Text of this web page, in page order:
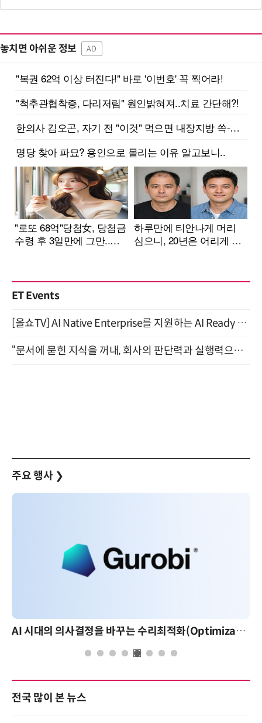
놓치면 아쉬운 정보 AD
ET Events
[올쇼TV] AI Native Enterprise를 지원하는 AI Ready Data 플랫폼 활용 전략 (8/25 생방송)
“문서에 묻힌 지식을 꺼내, 회사의 판단력과 실행력으로 바꾸다” (8/20)
주요 행사 ❯
AI 시대의 의사결정을 바꾸는 수리최적화(Optimization): 실제 산업 적용 사례와 활용 전략 AI 핀옵스 실전 세미나: 폭
전국 많이 본 뉴스